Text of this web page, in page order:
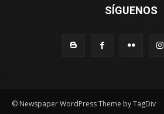
SÍGUENOS
© Newspaper WordPress Theme by TagDiv